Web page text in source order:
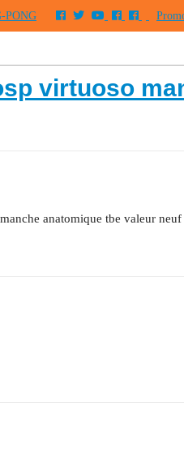
PONG
virtuoso
anatomique tbe valeur